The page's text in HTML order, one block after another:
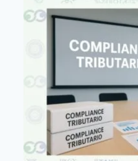
guía
práctica
2026